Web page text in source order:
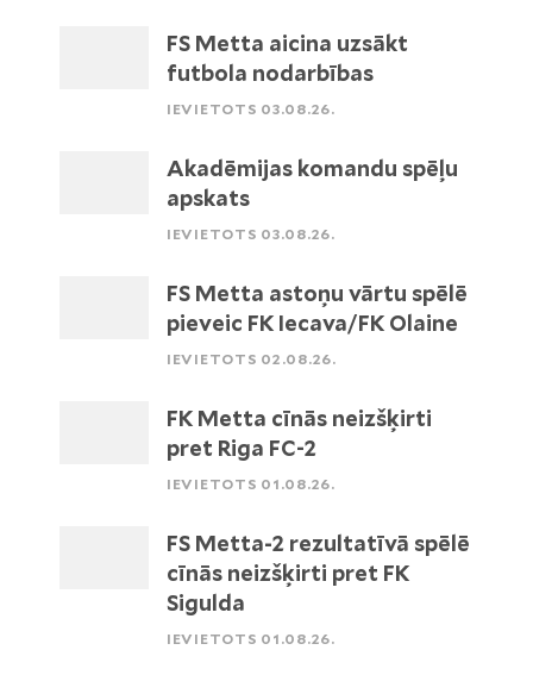
FS Metta aicina uzsākt
futbola nodarbības
IEVIETOTS 03.08.26.
Akadēmijas komandu spēļu
apskats
IEVIETOTS 03.08.26.
FS Metta astoņu vārtu spēlē
pieveic FK Iecava/FK Olaine
IEVIETOTS 02.08.26.
FK Metta cīnās neizšķirti
pret Riga FC-2
IEVIETOTS 01.08.26.
FS Metta-2 rezultatīvā spēlē
cīnās neizšķirti pret FK
Sigulda
IEVIETOTS 01.08.26.